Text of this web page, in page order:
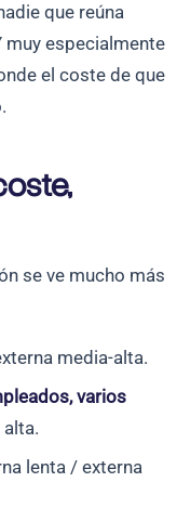
que reúna
muy especialmente
el coste de que
se ve mucho más
media-alta.
varios
lenta / externa